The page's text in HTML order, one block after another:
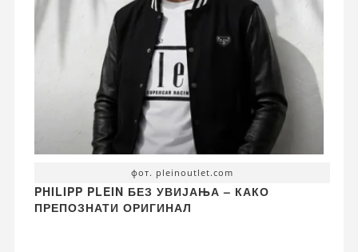
фот. pleinoutlet.com
PHILIPP PLEIN БЕЗ УВИЈАЊА – КАКО
ПРЕПОЗНАТИ ОРИГИНАЛ